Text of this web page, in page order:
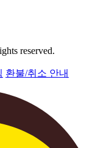
reserved.
환불/취소 안내